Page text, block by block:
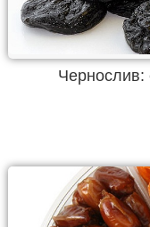
Чернослив: